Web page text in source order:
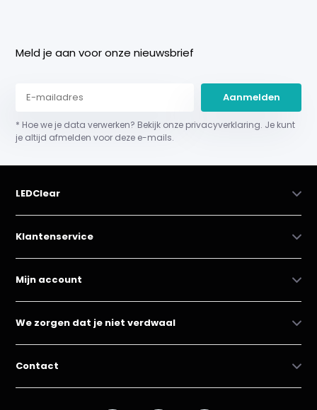
Meld je aan voor onze nieuwsbrief
Aanmelden
* Hoe we je data verwerken? Bekijk onze privacyverklaring. Je kunt
je altijd afmelden voor deze e-mails.
LEDClear
Klantenservice
Mijn account
We zorgen dat je niet verdwaal
Contact